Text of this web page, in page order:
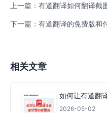
上一篇：有道翻译如何翻译截
下一篇：有道翻译的免费版和
相关文章
如何让有道翻
2026-05-02